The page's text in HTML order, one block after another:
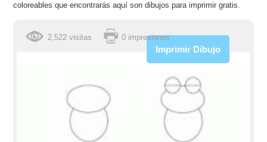
coloreables que encontrarás aquí son dibujos para imprimir gratis.
2,522 visitas 0 impresiones
Imprimir Dibujo